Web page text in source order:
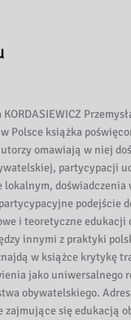
Polsce książka
omawiają w niej
partycypacji
lokalnym, doświadczenia
podejście
i teoretyczne
innymi z praktyki
w książce krytykę
jako uniwersalnego
obywatelskiego.
zajmujące się edukacją